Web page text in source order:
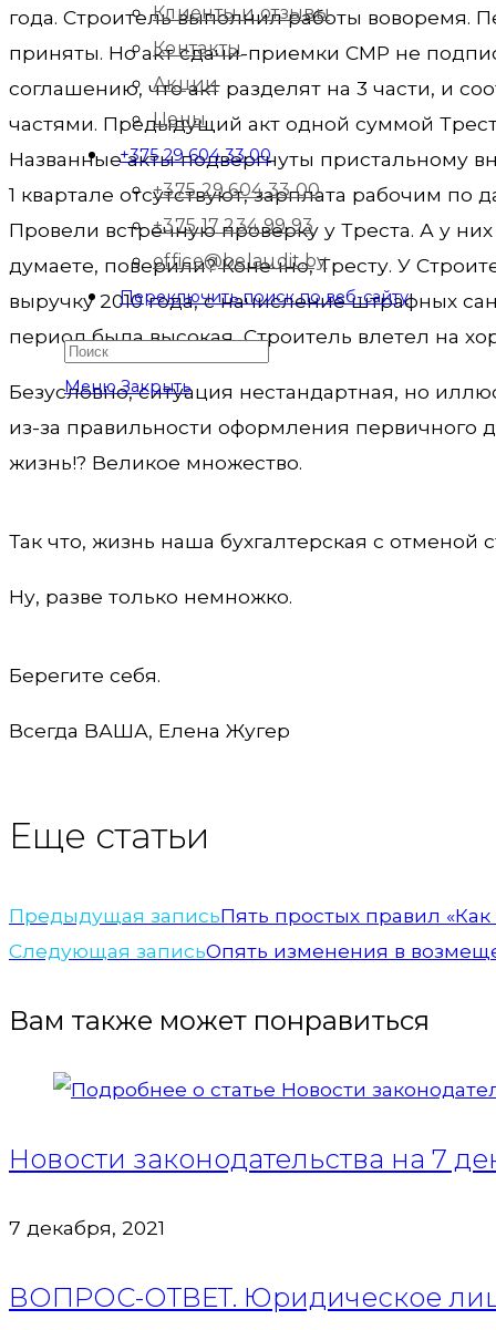
Клиенты и отзывы
Контакты
Акции
Цены
+375 29 604 33 00
+375 29 604 33 00
+375 17 234 99 93
office@belaudit.by
Переключить поиск по веб-сайту
Меню Закрыть
года. Строитель выполнил работы воворемя.
приняты. Но акт сдачи-приемки СМР не
соглашению, что акт разделят на 3 части, и
частями. Предыдущий акт одной суммой
Названные акты подвергнуты пристальному
1 квартале отсутствуют, зарплата рабочим
Провели встречную проверку у Треста. А у
думаете, поверили? Конечно, Тресту. У
выручку 2010 года, с начисление штрафных
период была высокая, Строитель влетел на
Безусловно, ситуация нестандартная, но
из-за правильности оформления первичного
жизнь!? Великое множество.
Так что, жизнь наша бухгалтерская с отменой
Ну, разве только немножко.
Берегите себя.
Всегда ВАША, Елена Жугер
Еще статьи
Предыдущая записьПять простых правил «Как
Следующая записьОпять изменения в
Вам также может понравиться
Новости законодательства на 7
7 декабря, 2021
ВОПРОС-ОТВЕТ. Юридическое